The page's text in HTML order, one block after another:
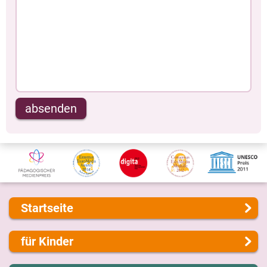
absenden
Startseite
Über uns
Presse
für Kinder